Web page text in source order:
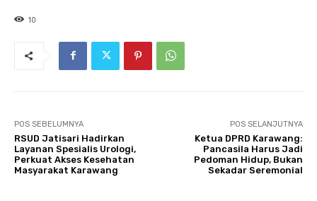
10
POS SEBELUMNYA
RSUD Jatisari Hadirkan
Layanan Spesialis Urologi,
Perkuat Akses Kesehatan
Masyarakat Karawang
POS SELANJUTNYA
Ketua DPRD Karawang:
Pancasila Harus Jadi
Pedoman Hidup, Bukan
Sekadar Seremonial